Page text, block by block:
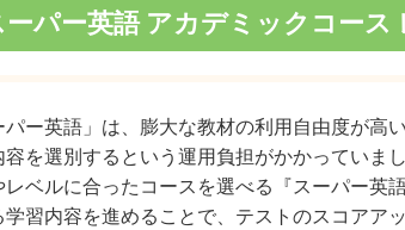
ーパー英語 アカデミックコー
ー英語」は、膨大な教材の利用自由度が高
を選別するという運用負担がかかっていまし
ベルに合ったコースを選べる『スーパー英
学習内容を進めることで、テストのスコアア